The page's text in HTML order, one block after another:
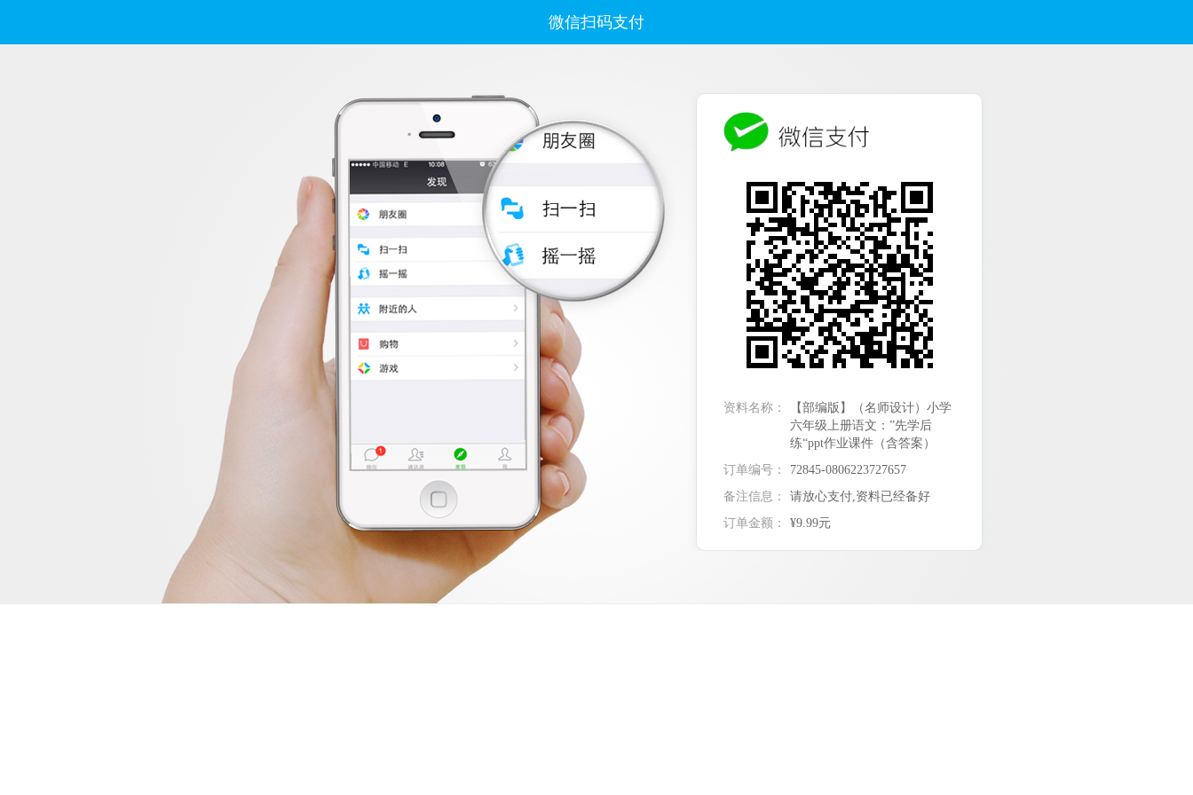
微信扫码支付
资料名称：
【部编版】（名师设计）小学
六年级上册语文：”先学后
练“ppt作业课件（含答案）
订单编号：
72845-0806223727657
备注信息：
请放心支付,资料已经备好
订单金额：
¥9.99元
实付金额： 9.99